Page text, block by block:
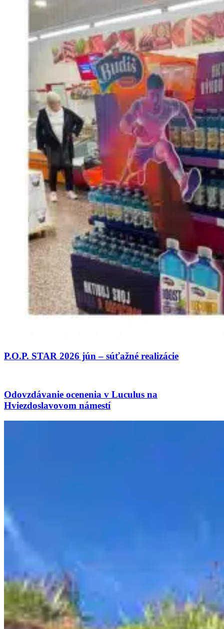
P.O.P. STAR 2026 jún – súťažné realizácie
Odovzdávanie ocenenia v Luculus na
Hviezdoslavovom námestí